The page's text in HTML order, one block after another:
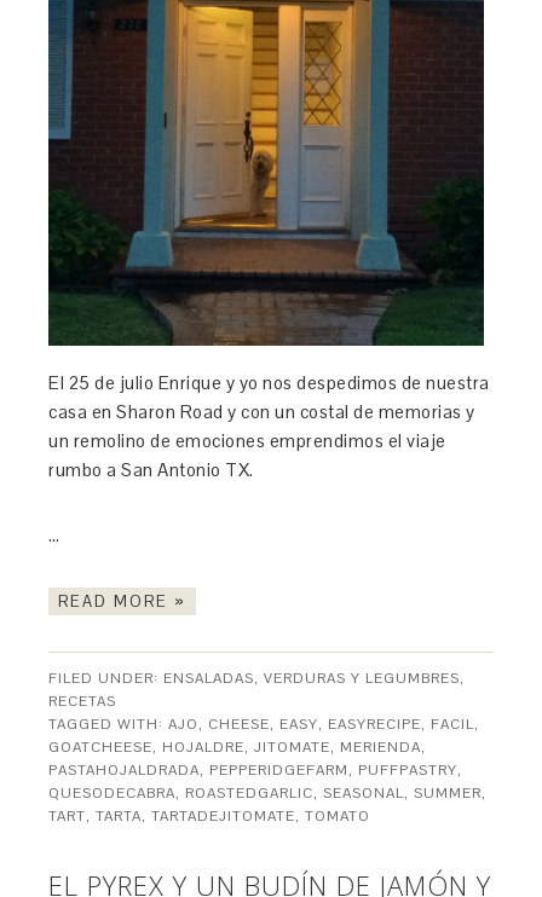
El 25 de julio Enrique y yo nos despedimos de nuestra
casa en Sharon Road y con un costal de memorias y
un remolino de emociones emprendimos el viaje
rumbo a San Antonio TX.
…
READ MORE »
FILED UNDER: ENSALADAS, VERDURAS Y LEGUMBRES,
RECETAS
TAGGED WITH:AJO, CHEESE, EASY, EASYRECIPE, FACIL,
GOATCHEESE, HOJALDRE,JITOMATE, MERIENDA,
PASTAHOJALDRADA, PEPPERIDGEFARM, PUFFPASTRY,
QUESODECABRA, ROASTEDGARLIC,SEASONAL,SUMMER,
TART,TARTA,TARTADEJITOMATE,TOMATO
EL PYREX Y UN BUDÍN DE JAMÓN Y